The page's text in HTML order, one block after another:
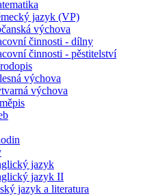
jazyk (VP)
výchova
činnosti - dílny
činnosti - pěstitelství
výchova
výchova
jazyk
jazyk II
jazyk a literatura